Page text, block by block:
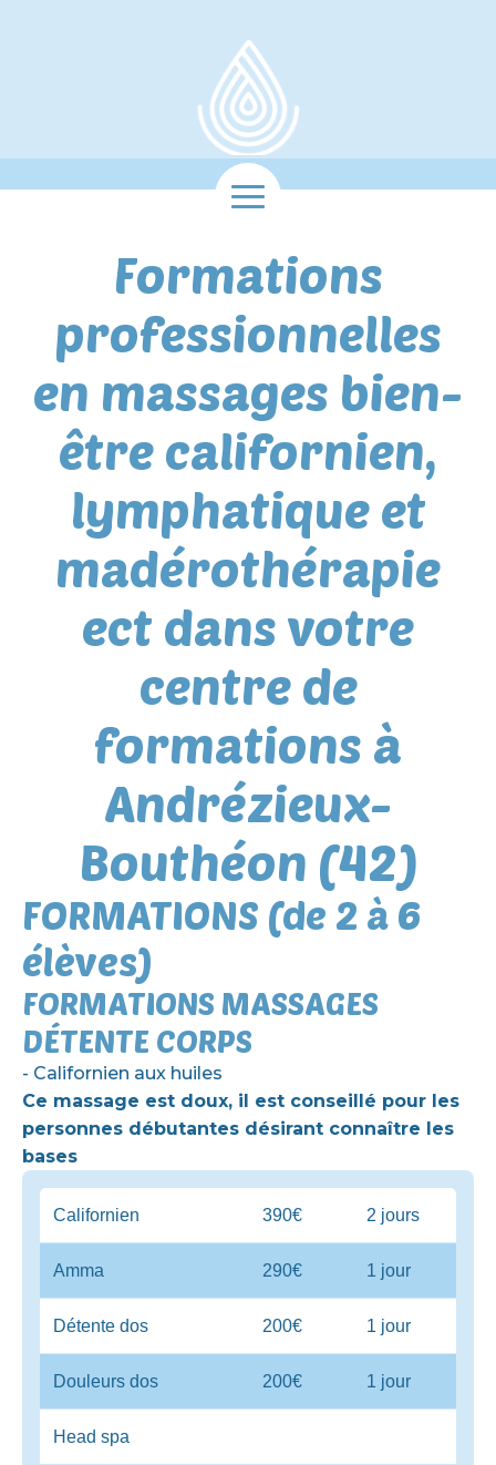
Formations
professionnelles
en massages bien-
être californien,
lymphatique et
madérothérapie
ect dans votre
centre de
formations à
Andrézieux-
Bouthéon (42)
FORMATIONS (de 2 à 6
élèves)
FORMATIONS MASSAGES
DÉTENTE CORPS
- Californien aux huiles
Ce massage est doux, il est conseillé pour les
personnes débutantes désirant connaître les
bases
Californien 390€ 2 jours
Amma 290€ 1 jour
Détente dos 200€ 1 jour
Douleurs dos 200€ 1 jour
Head spa